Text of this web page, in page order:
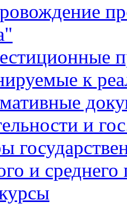
к
и
и среднего